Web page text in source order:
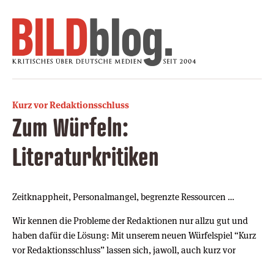
Kurz vor Redaktionsschluss
Zum Würfeln:
Literaturkritiken
Zeitknappheit, Personalmangel, begrenzte Ressourcen …
Wir kennen die Probleme der Redaktionen nur allzu gut und
haben dafür die Lösung: Mit unserem neuen Würfelspiel “Kurz
vor Redaktionsschluss” lassen sich, jawoll, auch kurz vor